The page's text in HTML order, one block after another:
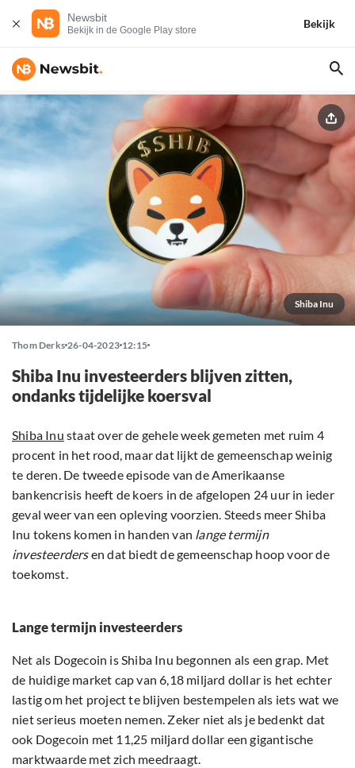
Newsbit
Bekijk in de Google Play store
Bekijk
Shiba Inu
Thom Derks 26-04-2023 12:15
Shiba Inu investeerders blijven zitten,
ondanks tijdelijke koersval
Shiba Inu staat over de gehele week gemeten met ruim 4
procent in het rood, maar dat lijkt de gemeenschap weinig
te deren. De tweede episode van de Amerikaanse
bankencrisis heeft de koers in de afgelopen 24 uur in ieder
geval weer van een opleving voorzien. Steeds meer Shiba
Inu tokens komen in handen van lange termijn
investeerdersen dat biedt de gemeenschap hoop voor de
toekomst.
Lange termijn investeerders
Net als Dogecoin is Shiba Inu begonnen als een grap. Met
de huidige market cap van 6,18 miljard dollar is het echter
lastig om het project te blijven bestempelen als iets wat we
niet serieus moeten nemen. Zeker niet als je bedenkt dat
ook Dogecoin met 11,25 miljard dollar een gigantische
marktwaarde met zich meedraagt.